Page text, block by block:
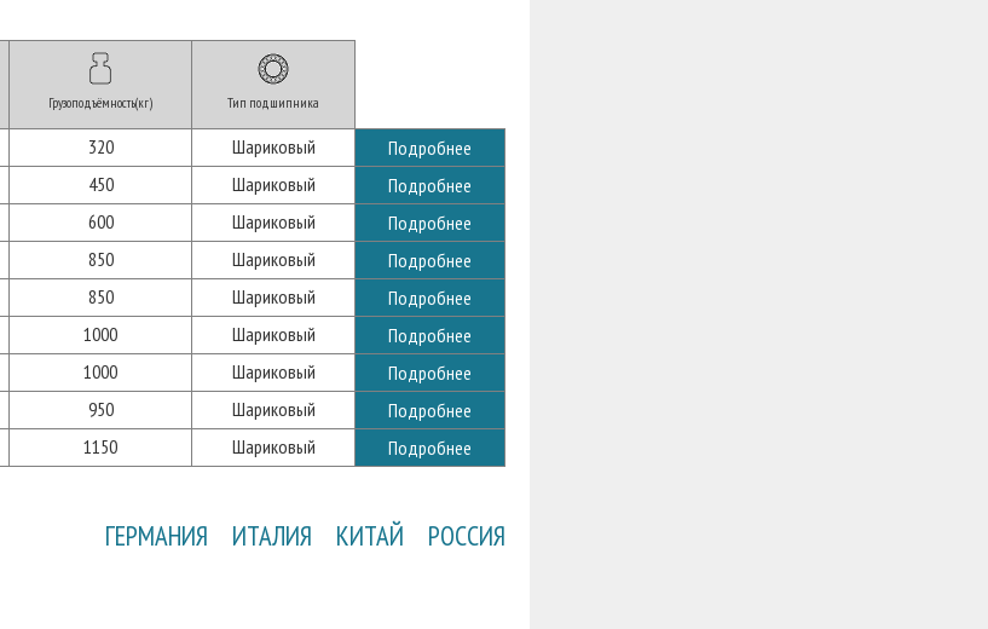
Грузоподъёмность(кг) Тип подшипника
320 Шариковый
Подробнее
450 Шариковый
Подробнее
600 Шариковый
Подробнее
850 Шариковый
Подробнее
850 Шариковый
Подробнее
1000 Шариковый
Подробнее
1000 Шариковый
Подробнее
950 Шариковый
Подробнее
1150 Шариковый Подробнее
ГЕРМАНИЯ ИТАЛИЯ КИТАЙ РОССИЯ